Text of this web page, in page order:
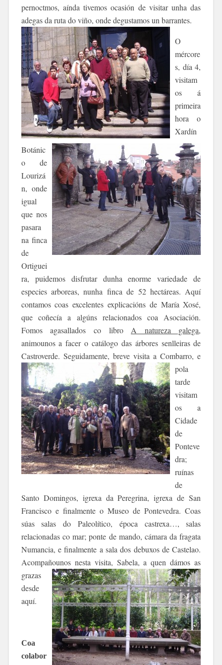
pernoctmos, aínda tivemos ocasión de visitar unha das
adegas da ruta do viño, onde degustamos un barrantes.
O
mércore
s, día 4,
visitam
os á
primeira
hora o
Xardín
Botánic
o de
Lourizá
n, onde
igual
que nos
pasara
na finca
de
Ortiguei
ra, puidemos disfrutar dunha enorme variedade de
especies arboreas, nunha finca de 52 hectáreas. Aquí
contamos coas excelentes explicacións de María Xosé,
que coñecía a algúns relacionados coa Asociación.
Fomos agasallados co libro A natureza galega,
animounos a facer o catálogo das árbores senlleiras de
Castroverde. Seguidamente, breve visita a Combarro, e
pola
tarde
visitam
os a
Cidade
de
Ponteve
dra;
ruínas
de
Santo Domingos, igrexa da Peregrina, igrexa de San
Francisco e finalmente o Museo de Pontevedra. Coas
súas salas do Paleolítico, época castrexa…, salas
relacionadas co mar; ponte de mando, cámara da fragata
Numancia, e finalmente a sala dos debuxos de Castelao.
Acompañounos nesta visita, Sabela, a quendámos as
grazas
desde
aquí.
Coa
colabor